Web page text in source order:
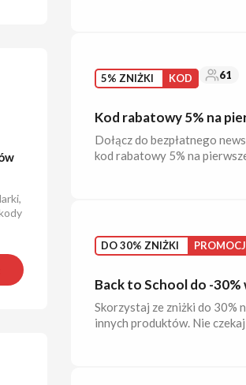
5% ZNIŻKI KOD 61
Kod rabatowy 5% na
Dołącz do bezpłatnego
kod rabatowy 5% na
DO 30% ZNIŻKI
Back to School do -30%
Skorzystaj ze zniżki do 30%
innych produktów. Nie czekaj